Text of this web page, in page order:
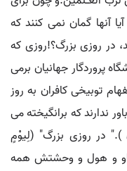
آنها گمان نمی کنند که
در روزی بزرگ؟!روزی که
پروردگار جهانیان برمی
توبیخی کافران به روز
ندارند که برانگیخته می
)." در روزی بزرگ" (لِیوْمٍ
و هول و وحشتش همه